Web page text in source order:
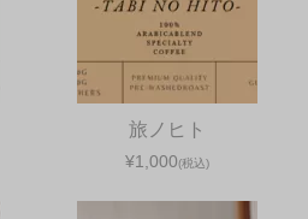
コメントをどうぞ
々なことで些か体調を崩しま
旅ノヒト
¥1,000(税込)